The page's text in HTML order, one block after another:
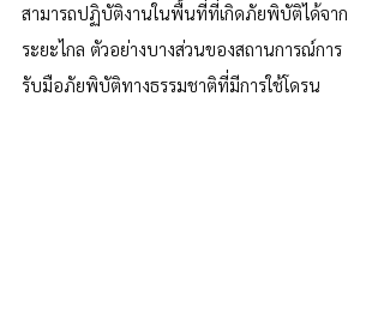
สามารถปฏิบัติงานในพื้นที่ที่เกิดภัยพิบัติได้จาก
ระยะไกล ตัวอย่างบางส่วนของสถานการณ์การ
รับมือภัยพิบัติทางธรรมชาติที่มีการใช้โดรน